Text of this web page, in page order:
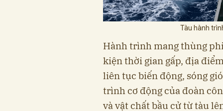
Tàu hành
Hành trình mang thùng
kiện thời gian gấp, địa
liên tục biến động, sóng
trình cơ động của đoàn
và vật chất bầu cử từ tàu